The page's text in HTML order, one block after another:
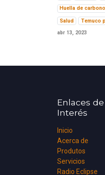
Huella de carbono
Salud
Temuco
abr 13, 2023
Enlaces de
Interés
Inicio
Acerca de
Produtos
Servicios
Radio Eclipse